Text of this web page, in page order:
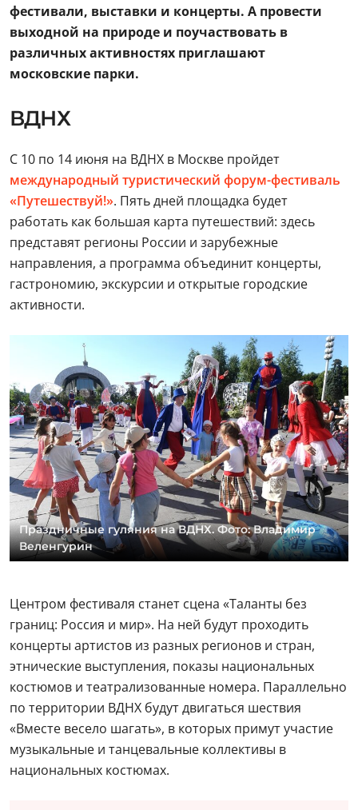
фестивали, выставки и концерты. А провести
выходной на природе и поучаствовать в
различных активностях приглашают
московские парки.
ВДНХ
С 10 по 14 июня на ВДНХ в Москве пройдет
международный туристический форум-фестиваль
«Путешествуй!». Пять дней площадка будет
работать как большая карта путешествий: здесь
представят регионы России и зарубежные
направления, а программа объединит концерты,
гастрономию, экскурсии и открытые городские
активности.
Праздничные гуляния на ВДНХ. Фото: Владимир
Веленгурин
Центром фестиваля станет сцена «Таланты без
границ: Россия и мир». На ней будут проходить
концерты артистов из разных регионов и стран,
этнические выступления, показы национальных
костюмов и театрализованные номера. Параллельно
по территории ВДНХ будут двигаться шествия
«Вместе весело шагать», в которых примут участие
музыкальные и танцевальные коллективы в
национальных костюмах.